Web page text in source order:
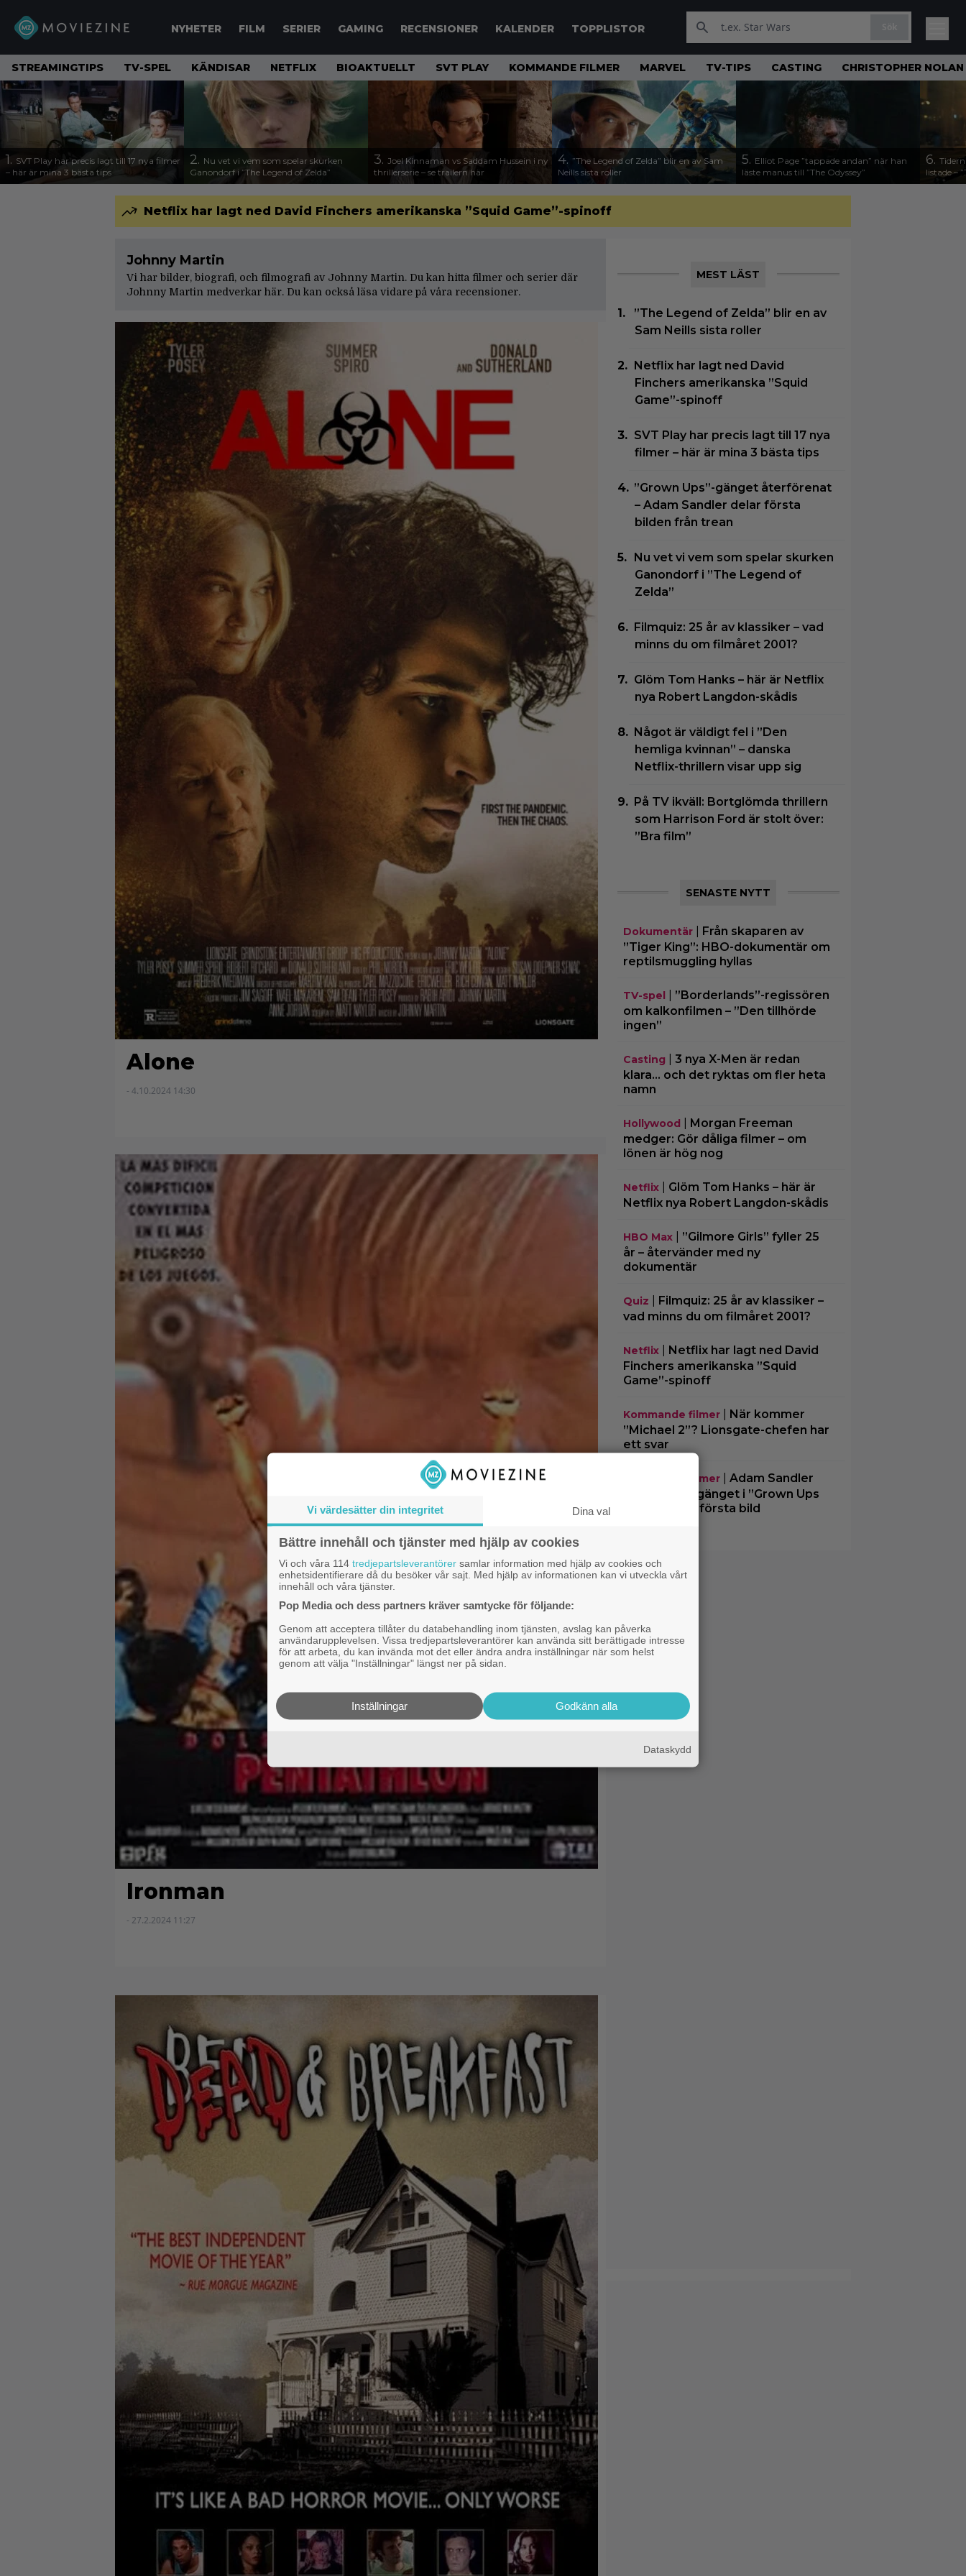
NYHETER FILM SERIER GAMING RECENSIONER KALENDER TOPPLISTOR
STREAMINGTIPS TV-SPEL KÄNDISAR NETFLIX BIOAKTUELLT SVT PLAY KOMMANDE FILMER MARVEL TV-TIPS CASTING CHRISTOPHER NOLAN
1. SVT Play har precis lagt till 17 nya filmer
– här är mina 3 bästa tips
2. Nu vet vi vem som spelar skurken
Ganondorf i ”The Legend of Zelda”
3. Joel Kinnaman vs Saddam Hussein i ny
thrillerserie – se trailern här
4. ”The Legend of Zelda” blir en av Sam
Neills sista roller
5. Elliot Page ”tappade andan” när han
läste manus till ”The Odyssey”
6.
listade –
Netflix har lagt ned David Finchers amerikanska ”Squid Game”-spinoff
Johnny Martin
Vi har bilder, biografi, och filmografi av Johnny Martin. Du kan hitta filmer och serier där
Johnny Martin medverkar här. Du kan också läsa vidare på våra recensioner.
Alone
- 4.10.2024 14:30
Ironman
- 27.2.2024 11:27
MEST LÄST
”The Legend of Zelda” blir en av
Sam Neills sista roller
Netflix har lagt ned David
Finchers amerikanska ”Squid
Game”-spinoff
SVT Play har precis lagt till 17 nya
filmer – här är mina 3 bästa tips
”Grown Ups”-gänget återförenat
– Adam Sandler delar första
bilden från trean
Nu vet vi vem som spelar skurken
Ganondorf i ”The Legend of
Zelda”
Filmquiz: 25 år av klassiker – vad
minns du om filmåret 2001?
Glöm Tom Hanks – här är Netflix
nya Robert Langdon-skådis
Något är väldigt fel i ”Den
hemliga kvinnan” – danska
Netflix-thrillern visar upp sig
På TV ikväll: Bortglömda thrillern
som Harrison Ford är stolt över:
”Bra film”
SENASTE NYTT
Dokumentär| Från skaparen av
”Tiger King”: HBO-dokumentär om
reptilsmuggling hyllas
TV-spel
”Borderlands”-regissören
om kalkonfilmen – ”Den tillhörde
ingen”
Casting
3 nya X-Men är redan
klara… och det ryktas om fler heta
namn
Hollywood
Morgan Freeman
medger: Gör dåliga filmer – om
lönen är hög nog
Netflix| Glöm Tom Hanks – här är
Netflix nya Robert Langdon-skådis
HBO Max| ”Gilmore Girls” fyller 25
år – återvänder med ny
dokumentär
Quiz
Filmquiz: 25 år av klassiker –
vad minns du om filmåret 2001?
Netflix| Netflix har lagt ned David
Finchers amerikanska ”Squid
Game”-spinoff
Kommande filmer| När kommer
”Michael 2”? Lionsgate-chefen har
ett svar
Kommande filmer| Adam Sandler
återförenar gänget i ”Grown Ups
3” – delar en första bild
Vi värdesätter din integritet Dina val
Bättre innehåll och tjänster med hjälp av cookies
Vi och våra 114 tredjepartsleverantörer samlar information med hjälp av cookies och
enhetsidentifierare då du besöker vår sajt. Med hjälp av informationen kan vi utveckla vårt
innehåll och våra tjänster.
Pop Media och dess partners kräver samtycke för följande:
Genom att acceptera tillåter du databehandling inom tjänsten, avslag kan påverka
användarupplevelsen. Vissa tredjepartsleverantörer kan använda sitt berättigade intresse
för att arbeta, du kan invända mot det eller ändra andra inställningar när som helst
genom att välja "Inställningar" längst ner på sidan.
Godkänn alla
Inställningar
Dataskydd